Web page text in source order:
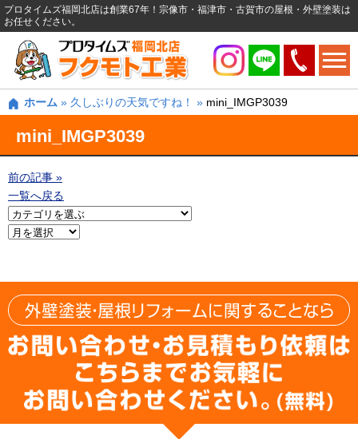
プロタイムズ福岡北店は創業67年！宗像市・福津市・古賀市の屋根・外壁塗装は
お任せください。
ホーム » 久しぶりの天気ですね！ » mini_IMGP3039
mini_IMGP3039
前の記事 »
一覧へ戻る